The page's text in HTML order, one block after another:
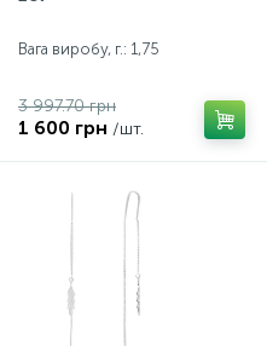
Вага виробу, г.: 1,75
3 997.70 грн
1 600 грн /шт.